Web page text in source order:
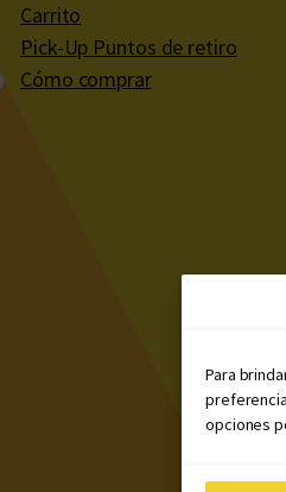
Para
opciones
Carrito
Pick-Up Puntos de retiro
Cómo comprar